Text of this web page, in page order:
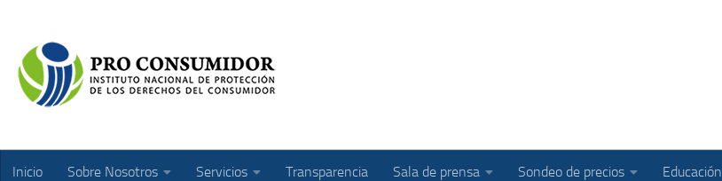
Inicio Sobre Nosotros Servicios Transparencia Sala de prensa Sondeo de precios Educación